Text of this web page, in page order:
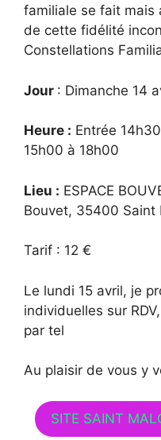
familiale se fait mais
de cette fidélité
Constellations
Jour : Dimanche 14
Heure : Entrée
15h00 à 18h00
Lieu : ESPACE
Bouvet, 35400 Saint
Tarif : 12 €
Le lundi 15 avril, je
individuelles sur
par tel
Au plaisir de vous y
SITE SAINT